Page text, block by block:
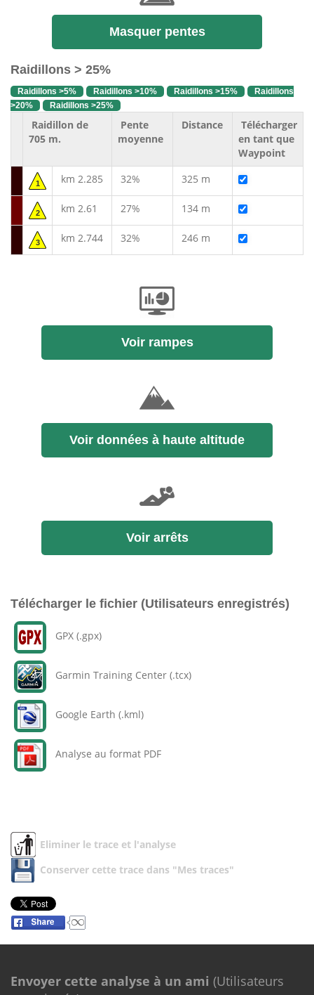
Masquer pentes
Raidillons > 25%
Raidillons >5% Raidillons >10% Raidillons >15%
Raidillons
>20%
Raidillons >25%
Raidillon de
705 m.
Pente
moyenne
Distance
Télécharger
en tant que
Waypoint
1 km 2.285 32% 325 m
2 km 2.61 27% 134 m
3 km 2.744 32% 246 m
Voir rampes
Voir données à haute altitude
Voir arrêts
Télécharger le fichier (Utilisateurs enregistrés)
GPX (.gpx)
Garmin Training Center (.tcx)
Google Earth (.kml)
Analyse au format PDF
Eliminer le trace et l'analyse
Conserver cette trace dans "Mes traces"
Envoyer cette analyse à un ami (Utilisateurs